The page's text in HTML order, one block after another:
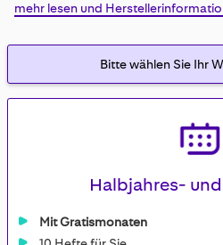
gallery
mehr lesen und
Halbjahres-
Mit Gratismonaten